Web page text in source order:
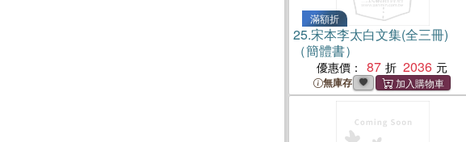
滿額折
25.宋本李太白文集(全三冊)
（簡體書）
優惠價： 87 2036
無庫存